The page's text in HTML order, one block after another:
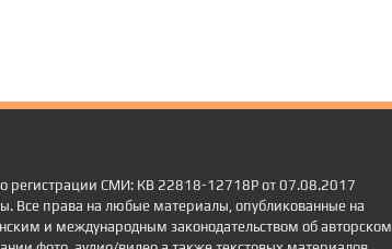
регистрации СМИ: КВ 22818-12718Р от 07.08.2017
Все права на любые материалы, опубликованные на
и международным законодательством об авторском